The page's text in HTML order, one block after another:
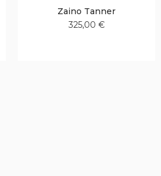
Zaino Tanner
325,00 €